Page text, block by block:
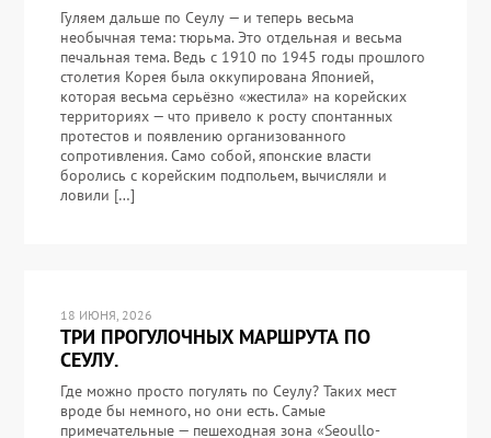
Гуляем дальше по Сеулу — и теперь весьма
необычная тема: тюрьма. Это отдельная и весьма
печальная тема. Ведь с 1910 по 1945 годы прошлого
столетия Корея была оккупирована Японией,
которая весьма серьёзно «жестила» на корейских
территориях — что привело к росту спонтанных
протестов и появлению организованного
сопротивления. Само собой, японские власти
боролись с корейским подпольем, вычисляли и
ловили […]
18 ИЮНЯ, 2026
ТРИ ПРОГУЛОЧНЫХ МАРШРУТА ПО
СЕУЛУ.
Где можно просто погулять по Сеулу? Таких мест
вроде бы немного, но они есть. Самые
примечательные — пешеходная зона «Seoullo-